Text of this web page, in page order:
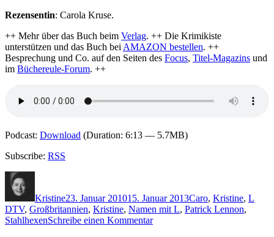
Rezensentin: Carola Kruse.
++ Mehr über das Buch beim Verlag. ++ Die Krimikiste
unterstützen und das Buch bei AMAZON bestellen. ++
Besprechung und Co. auf den Seiten des Focus, Titel-Magazins und
im Büchereule-Forum. ++
Podcast: Download (Duration: 6:13 — 5.7MB)
Subscribe: RSS
Kristine23. Januar 201015. Januar 2013Caro, Kristine, L
DTV, Großbritannien, Kristine, Namen mit L, Patrick Lennon,
StahlhexenSchreibe einen Kommentarzu